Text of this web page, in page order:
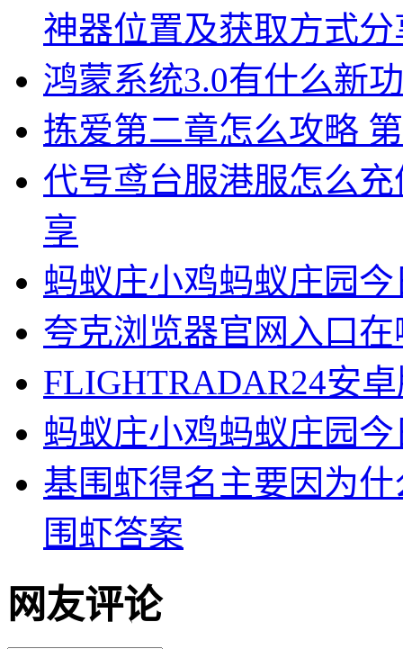
神器位置及获取方式分
鸿蒙系统3.0有什么新
拣爱第二章怎么攻略
代号鸢台服港服怎么
享
蚂蚁庄小鸡蚂蚁庄园今
夸克浏览器官网入口
FLIGHTRADAR24安
蚂蚁庄小鸡蚂蚁庄园
基围虾得名主要因为
围虾答案
网友评论